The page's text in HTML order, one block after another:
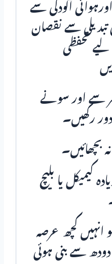
آلودگی سے
تبدیلی سے نقصان
تحفظی
سے اور سونے
رکھیں۔
بچھائیں۔
کیمیکل یا بلیچ
انہیں کچھ عرصہ
سے بنی ہوئی